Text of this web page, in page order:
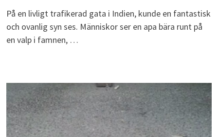
På en livligt trafikerad gata i Indien, kunde en fantastisk
och ovanlig syn ses. Människor ser en apa bära runt på
en valp i famnen, …